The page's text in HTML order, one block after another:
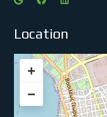
Location
+
−